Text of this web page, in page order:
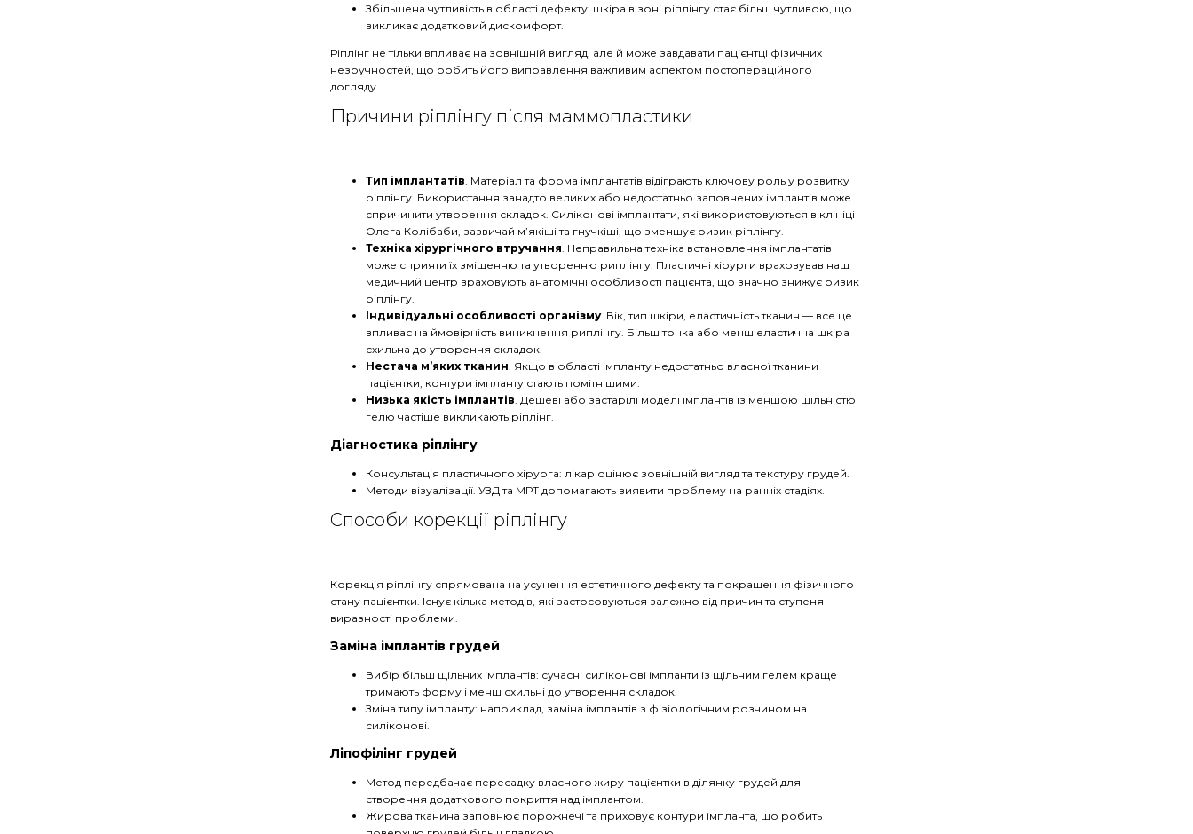
Збільшена чутливість в області дефекту: шкіра в зоні ріплінгу стає більш чутливою, що
викликає додатковий дискомфорт.
Ріплінг не тільки впливає на зовнішній вигляд, але й може завдавати пацієнтці фізичних
незручностей, що робить його виправлення важливим аспектом постопераційного
догляду.
Причини ріплінгу після маммопластики
Тип імплантатів. Матеріал та форма імплантатів відіграють ключову роль у розвитку
ріплінгу. Використання занадто великих або недостатньо заповнених імплантів може
спричинити утворення складок. Силіконові імплантати, які використовуються в клініці
Олега Колібаби, зазвичай м’якіші та гнучкіші, що зменшує ризик ріплінгу.
Техніка хірургічного втручання. Неправильна техніка встановлення імплантатів
може сприяти їх зміщенню та утворенню риплінгу. Пластичні хірурги враховував наш
медичний центр враховують анатомічні особливості пацієнта, що значно знижує ризик
ріплінгу.
Індивідуальні особливості організму. Вік, тип шкіри, еластичність тканин — все це
впливає на ймовірність виникнення риплінгу. Більш тонка або менш еластична шкіра
схильна до утворення складок.
Нестача м’яких тканин. Якщо в області імпланту недостатньо власної тканини
пацієнтки, контури імпланту стають помітнішими.
Низька якість імплантів. Дешеві або застарілі моделі імплантів із меншою щільністю
гелю частіше викликають ріплінг.
Діагностика ріплінгу
Консультація пластичного хірурга: лікар оцінює зовнішній вигляд та текстуру грудей.
Методи візуалізації. УЗД та МРТ допомагають виявити проблему на ранніх стадіях.
Способи корекції ріплінгу
Корекція ріплінгу спрямована на усунення естетичного дефекту та покращення фізичного
стану пацієнтки. Існує кілька методів, які застосовуються залежно від причин та ступеня
виразності проблеми.
Заміна імплантів грудей
Вибір більш щільних імплантів: сучасні силіконові імпланти із щільним гелем краще
тримають форму і менш схильні до утворення складок.
Зміна типу імпланту: наприклад, заміна імплантів з фізіологічним розчином на
силіконові.
Ліпофілінг грудей
Метод передбачає пересадку власного жиру пацієнтки в ділянку грудей для
створення додаткового покриття над імплантом.
Жирова тканина заповнює порожнечі та приховує контури імпланта, що робить